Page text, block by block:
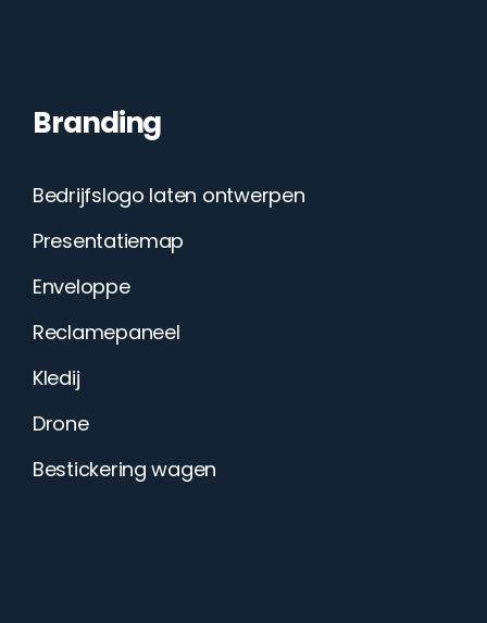
Branding
Bedrijfslogo laten ontwerpen
Presentatiemap
Enveloppe
Reclamepaneel
Kledij
Drone
Bestickering wagen